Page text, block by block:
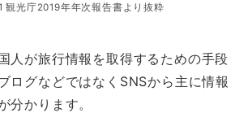
観光庁2019年年次報告書より抜粋
人が旅行情報を取得するための手段
ログなどではなくSNSから主に情報
分かります。